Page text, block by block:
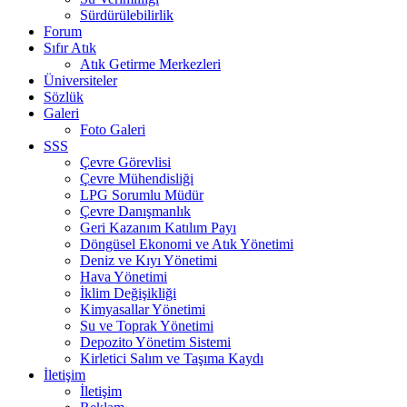
Sürdürülebilirlik
Forum
Sıfır Atık
Atık Getirme Merkezleri
Üniversiteler
Sözlük
Galeri
Foto Galeri
SSS
Çevre Görevlisi
Çevre Mühendisliği
LPG Sorumlu Müdür
Çevre Danışmanlık
Geri Kazanım Katılım Payı
Döngüsel Ekonomi ve Atık Yönetimi
Deniz ve Kıyı Yönetimi
Hava Yönetimi
İklim Değişikliği
Kimyasallar Yönetimi
Su ve Toprak Yönetimi
Depozito Yönetim Sistemi
Kirletici Salım ve Taşıma Kaydı
İletişim
İletişim